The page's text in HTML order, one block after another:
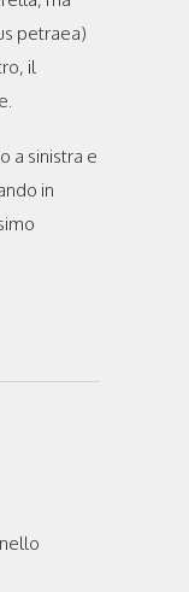
petraea)
il
a sinistra e
in